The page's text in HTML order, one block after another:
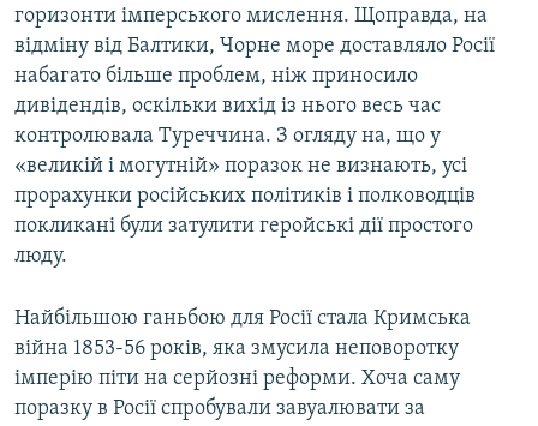
горизонти імперського мислення. Щоправда, на
відміну від Балтики, Чорне море доставляло Росії
набагато більше проблем, ніж приносило
дивідендів, оскільки вихід із нього весь час
контролювала Туреччина. З огляду на, що у
«великій і могутній» поразок не визнають, усі
прорахунки російських політиків і полководців
покликані були затулити геройські дії простого
люду.
Найбільшою ганьбою для Росії стала Кримська
війна 1853-56 років, яка змусила неповоротку
імперію піти на серйозні реформи. Хоча саму
поразку в Росії спробували завуалювати за